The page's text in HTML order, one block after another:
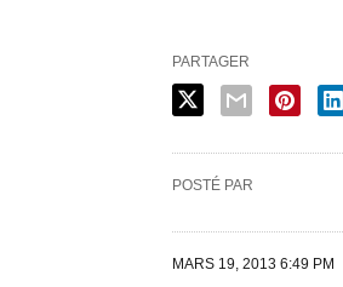
PARTAGER
POSTÉ PAR
MARS 19, 2013 6:49 PM